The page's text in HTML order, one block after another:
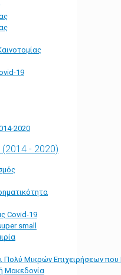
19
2020
- 2020)
Covid-19
Πολύ Μικρών Επιχειρήσεων
Μακεδονία